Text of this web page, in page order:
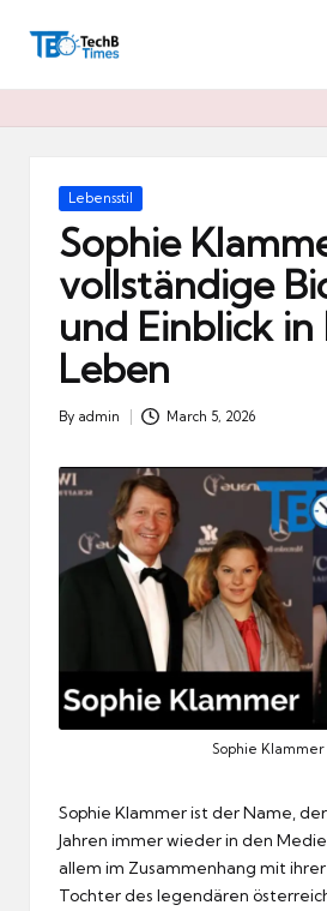
T
h
Posted
Lebensstil
Sophie
vollständige
und Einblick in
Leben
Posted
By admin March 5, 2026
Sophie Klammer
Sophie Klammer ist der Name,
Jahren immer wieder in den
allem im Zusammenhang mit
Tochter des legendären